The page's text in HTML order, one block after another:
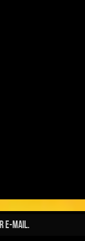
e-mail.